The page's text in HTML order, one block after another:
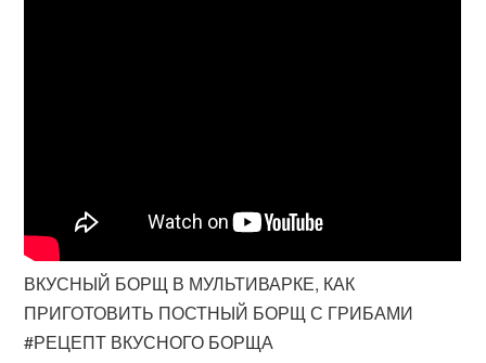
ВКУСНЫЙ БОРЩ В МУЛЬТИВАРКЕ, КАК
ПРИГОТОВИТЬ ПОСТНЫЙ БОРЩ С ГРИБАМИ
#РЕЦЕПТ ВКУСНОГО БОРЩА